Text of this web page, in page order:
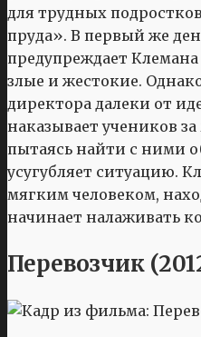
для трудных
пруда». В первый же
предупреждает Клемана
злые и жестокие.
директора далеки от
наказывает учеников
пытаясь найти с ними
усугубляет ситуацию.
мягким человеком,
начинает налаживать
Перевозчик